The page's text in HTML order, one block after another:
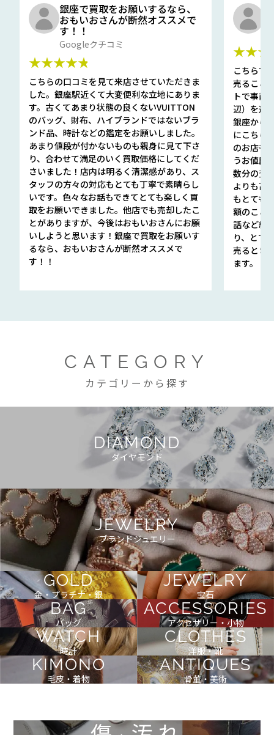
銀座で買取をお願いするなら、
おもいおさんが断然オススメで
す！！
Googleクチコミ
★★★★★
こちらの口コミを見て来店させていただきま
した。銀座駅近くて大変便利な立地にありま
す。古くてあまり状態の良くないVUITTON
のバッグ、財布、ハイブランドではないブラ
ンド品、時計などの鑑定をお願いしました。
あまり値段が付かないものも親身に見て下さ
り、合わせて満足のいく買取価格にしてくだ
さいました！店内は明るく清潔感があり、ス
タッフの方々の対応もとても丁寧で素晴らし
いです。色々なお話もできてとても楽しく買
取をお願いできました。他店でも売却したこ
とがありますが、今後はおもいおさんにお願
いしようと思います！銀座で買取をお願いす
るなら、おもいおさんが断然オススメで
す！！
こちらで
売ること
トで事前
辺）を選
銀座から
にこちら
のお店も
うお値段
数分の査
よりも高
もとても
額のこと
話など細
り、とて
売るとき
ます。
CATEGORY
カテゴリーから探す
DIAMOND
ダイヤモンド
JEWELRY
ブランドジュエリー
GOLD
金・プラチナ・銀
JEWELRY
宝石
BAG
バッグ
ACCESSORIES
アクセサリー・小物
WATCH
時計
CLOTHES
洋服・靴
KIMONO
毛皮・着物
ANTIQUES
骨董・美術